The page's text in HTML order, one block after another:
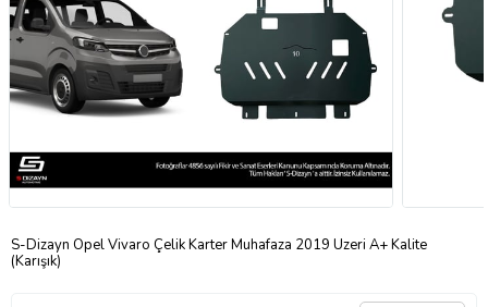
S-Dizayn Opel Vivaro Çelik Karter Muhafaza 2019 Üzeri A+ Kalite
(Karışık)